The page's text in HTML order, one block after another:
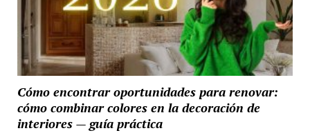
Cómo encontrar oportunidades para renovar:
cómo combinar colores en la decoración de
interiores — guía práctica